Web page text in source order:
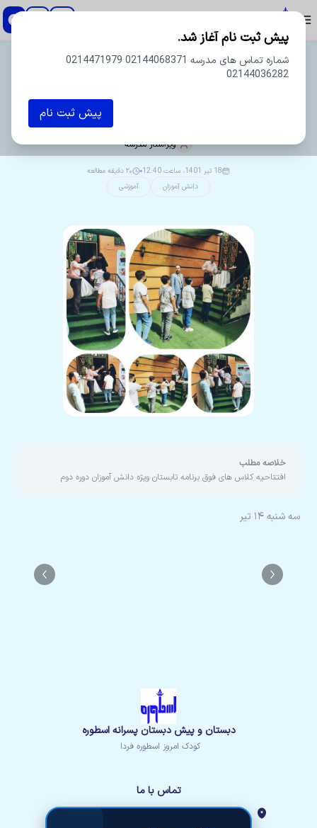
پیش ثبت نام آغاز شد.
شماره تماس های مدرسه 02144068371 0214471979
02144036282
پیش ثبت نام
افتتاحیه کلاس های فوق برنامه تابستان
ویراستار مدرسه
دانش آموزان آموزشی
18 تیر 1401، ساعت 12:40 ۲۰ دقیقه مطالعه
خلاصه مطلب
افتتاحیه کلاس های فوق برنامه تابستان ویژه دانش آموزان دوره دوم
سه شنبه ۱۴ تیر
دبستان و پیش دبستان پسرانه اسطوره
کودک امروز اسطوره فردا
تماس با ما